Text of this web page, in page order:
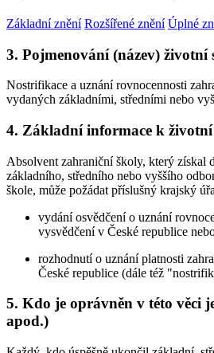
Základní znění Rozšířené znění Úplné
3. Pojmenování (název) životní
Nostrifikace a uznání rovnocennosti
vydaných základními, středními nebo
4. Základní informace k životní
Absolvent zahraniční školy, který získal
základního, středního nebo vyššího
škole, může požádat příslušný krajský
vydání osvědčení o uznání
vysvědčení v České republice
rozhodnutí o uznání platnosti
České republice (dále též
5. Kdo je oprávněn v této věci
apod.)